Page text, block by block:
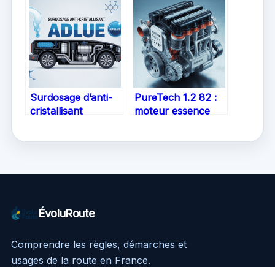
la vedette au
cinéma
Yamaha MT-07
Surdosage d’anti-
cristallisant
PureTech 1.2 82 :
moteur essence
ÉvoluRoute
Comprendre les règles, démarches et
usages de la route en France.